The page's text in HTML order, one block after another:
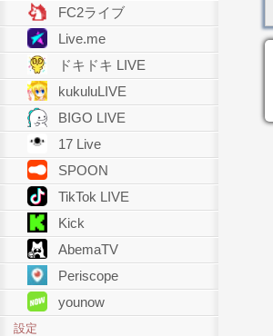
FC2ライブ
Live.me
ドキドキ LIVE
kukuluLIVE
BIGO LIVE
17 Live
SPOON
TikTok LIVE
Kick
AbemaTV
Periscope
younow
設定